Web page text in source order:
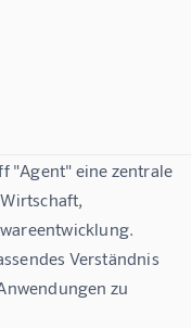
"Agent" eine zentrale
Verständnis
zu